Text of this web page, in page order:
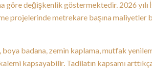
göre değişkenlik göstermektedir. 2026 yılı
projelerinde metrekare başına
, boya badana, zemin kaplama, mutfak
kapsayabilir. Tadilatın kapsamı